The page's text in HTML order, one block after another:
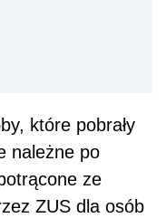
które pobrały
należne po
ze
ZUS dla osób